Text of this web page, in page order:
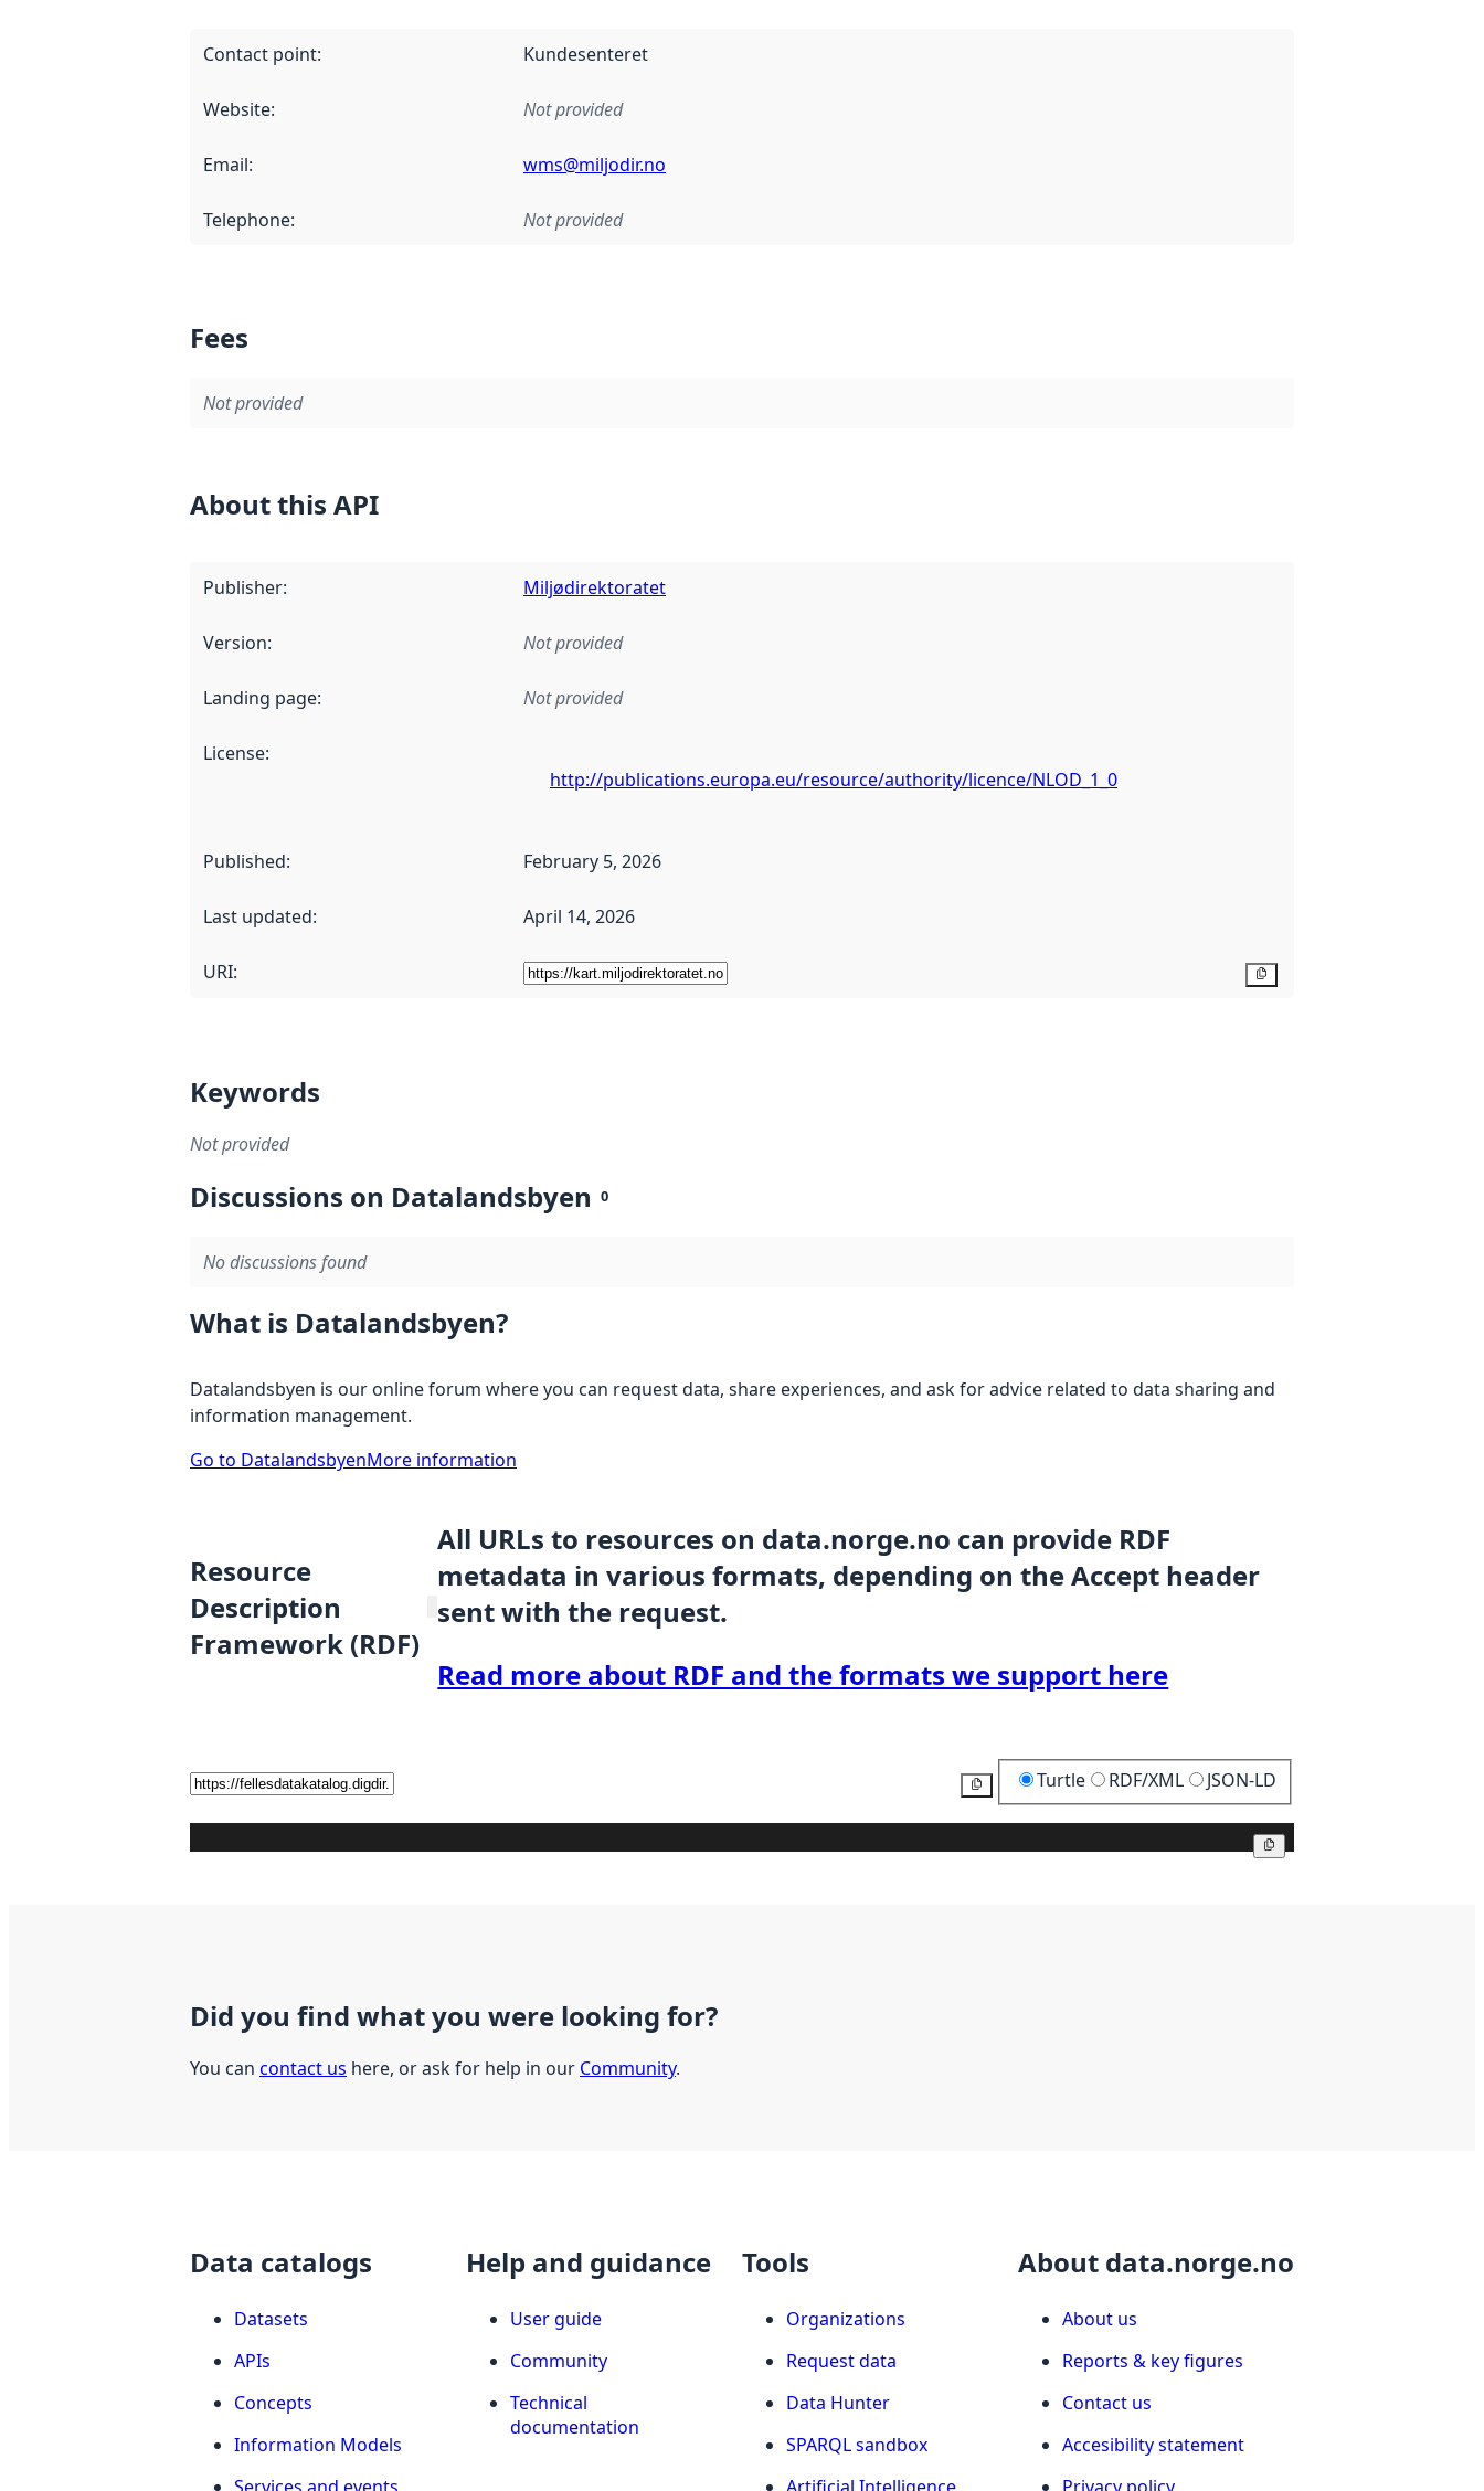
Contact point: Kundesenteret
Website: Not provided
Email: wms@miljodir.no
Telephone: Not provided
Fees
Not provided
About this API
Publisher: Miljødirektoratet
Version: Not provided
Landing page: Not provided
License:
http://publications.europa.eu/resource/authority/licence/NLOD_1_0
Published: February 5, 2026
Last updated: April 14, 2026
URI:
Keywords
Not provided
Discussions on Datalandsbyen 0
No discussions found
What is Datalandsbyen?
Datalandsbyen is our online forum where you can request data, share experiences, and ask for advice related to data sharing and
information management.
Go to DatalandsbyenMore information
Resource
Description
Framework (RDF)
All URLs to resources on data.norge.no can provide RDF
metadata in various formats, depending on the Accept header
sent with the request.
Read more about RDF and the formats we support here
Turtle RDF/XML JSON-LD
Did you find what you were looking for?
You can contact us here, or ask for help in our Community.
Data catalogs
Datasets
APIs
Concepts
Information Models
Help and guidance
User guide
Community
Technical
documentation
Tools
Organizations
Request data
Data Hunter
SPARQL sandbox
About data.norge.no
About us
Reports & key figures
Contact us
Accesibility statement